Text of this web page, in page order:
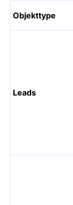
Objekttype
Leads